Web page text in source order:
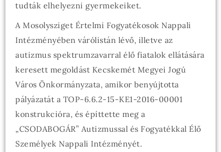
tudták elhelyezni gyermekeiket.
A Mosolysziget Értelmi Fogyatékosok Nappali
Intézményében várólistán lévő, illetve az
autizmus spektrumzavarral élő fiatalok ellátására
keresett megoldást Kecskemét Megyei Jogú
Város Önkormányzata, amikor benyújtotta
pályázatát a TOP-6.6.2-15-KE1-2016-00001
konstrukcióra, és építtette meg a
„CSODABOGÁR” Autizmussal és Fogyatékkal Élő
Személyek Nappali Intézményét.